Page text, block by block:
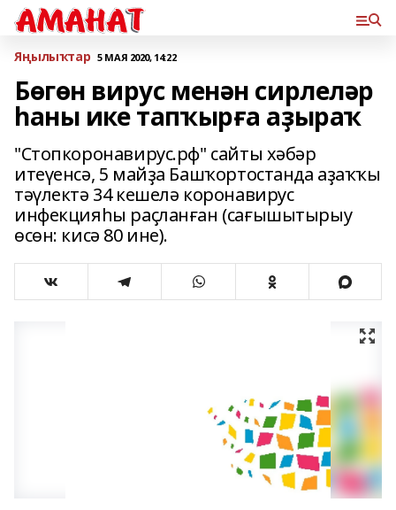
Яңылыҡтар 5 МАЯ 2020, 14:22
Бөгөн вирус менән сирлеләр
һаны ике тапҡырға аҙыраҡ
"Стопкоронавирус.рф" сайты хәбәр
итеүенсә, 5 майҙа Башҡортостанда аҙаҡҡы
тәүлектә 34 кешелә коронавирус
инфекцияһы раҫланған (сағышытырыу
өсөн: кисә 80 ине).